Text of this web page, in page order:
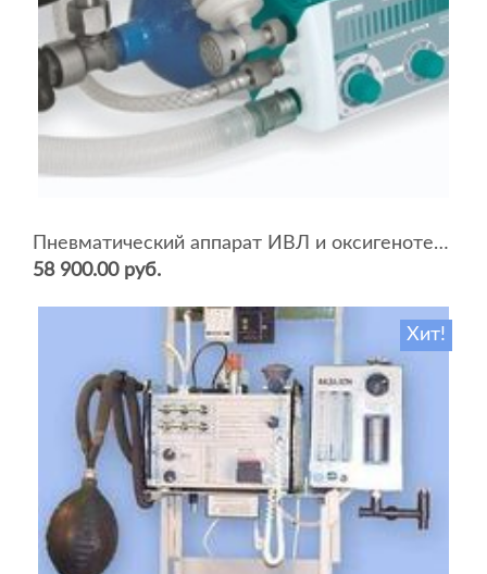
Пневматический аппарат ИВЛ и оксигенотерапии портативный АИВЛп-2/20-«ТМТ»
58 900.00 руб.
Хит!